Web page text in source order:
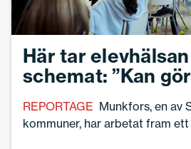
Här tar
schemat: ”Kan
REPORTAGE Munkfors, en av
kommuner, har arbetat fram